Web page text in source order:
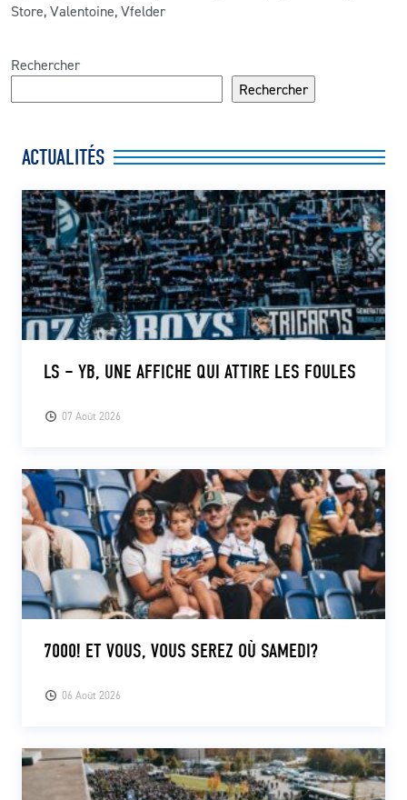
Store, Valentoine, Vfelder
Rechercher
Rechercher
ACTUALITÉS
07 Août 2026
LS – YB, UNE AFFICHE QUI ATTIRE LES FOULES
06 Août 2026
7000! ET VOUS, VOUS SEREZ OÙ SAMEDI?